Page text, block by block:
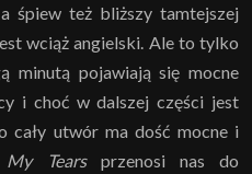
śpiew też bliższy tamtejszej
wciąż angielski. Ale to tylko
minutą pojawiają się mocne
i choć w dalszej części jest
cały utwór ma dość mocne i
My Tears przenosi nas do